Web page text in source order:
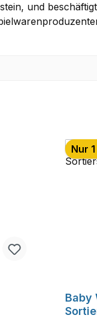
und
Nur
Baby